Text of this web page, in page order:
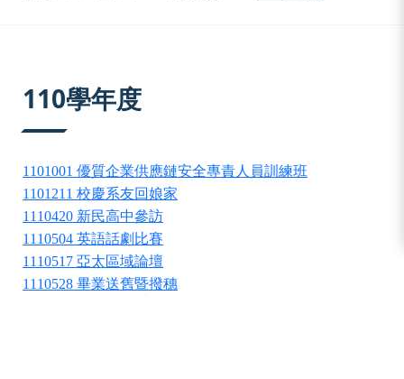
110學年度
1101001 優質企業供應鏈安全專責人員訓練班
1101211 校慶系友回娘家
1110420 新民高中參訪
1110504 英語話劇比賽
1110517 亞太區域論壇
1110528 畢業送舊暨撥穗